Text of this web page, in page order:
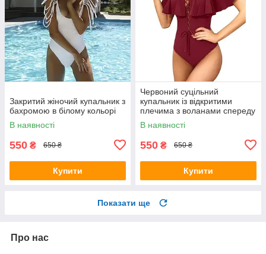
Закритий жіночий купальник з
бахромою в білому кольорі
В наявності
550 ₴ 650 ₴
Купити
Червоний суцільний
купальник із відкритими
плечима з воланами спереду
на шнурівці
В наявності
550 ₴ 650 ₴
Купити
Показати ще
Про нас